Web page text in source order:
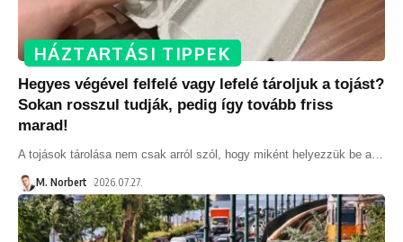
HÁZTARTÁSI TIPPEK
Hegyes végével felfelé vagy lefelé tároljuk a tojást?
Sokan rosszul tudják, pedig így tovább friss
marad!
A tojások tárolása nem csak arról szól, hogy miként helyezzük be a
M. Norbert 2026.07.27.